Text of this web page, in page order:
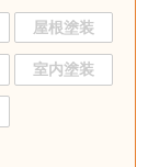
屋根塗装
室内塗装